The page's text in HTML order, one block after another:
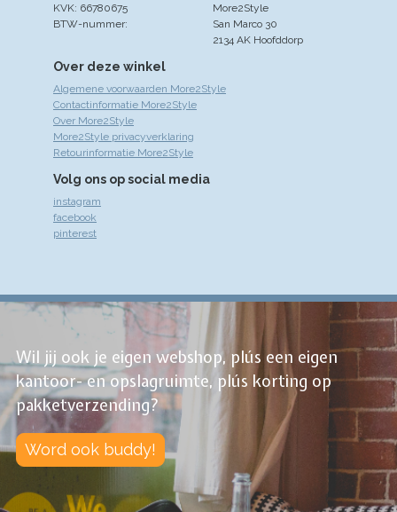
Over deze winkel
Algemene voorwaarden More2Style
Contactinformatie More2Style
Over More2Style
More2Style privacyverklaring
Retourinformatie More2Style
Volg ons op social media
instagram
facebook
pinterest
More2Style
San Marco 30
2134 AK Hoofddorp
KVK: 66780675
BTW-nummer:
Wil jij ook je eigen webshop, plús een eigen
kantoor- en opslagruimte, plús korting op
pakketverzending?
Word ook buddy!